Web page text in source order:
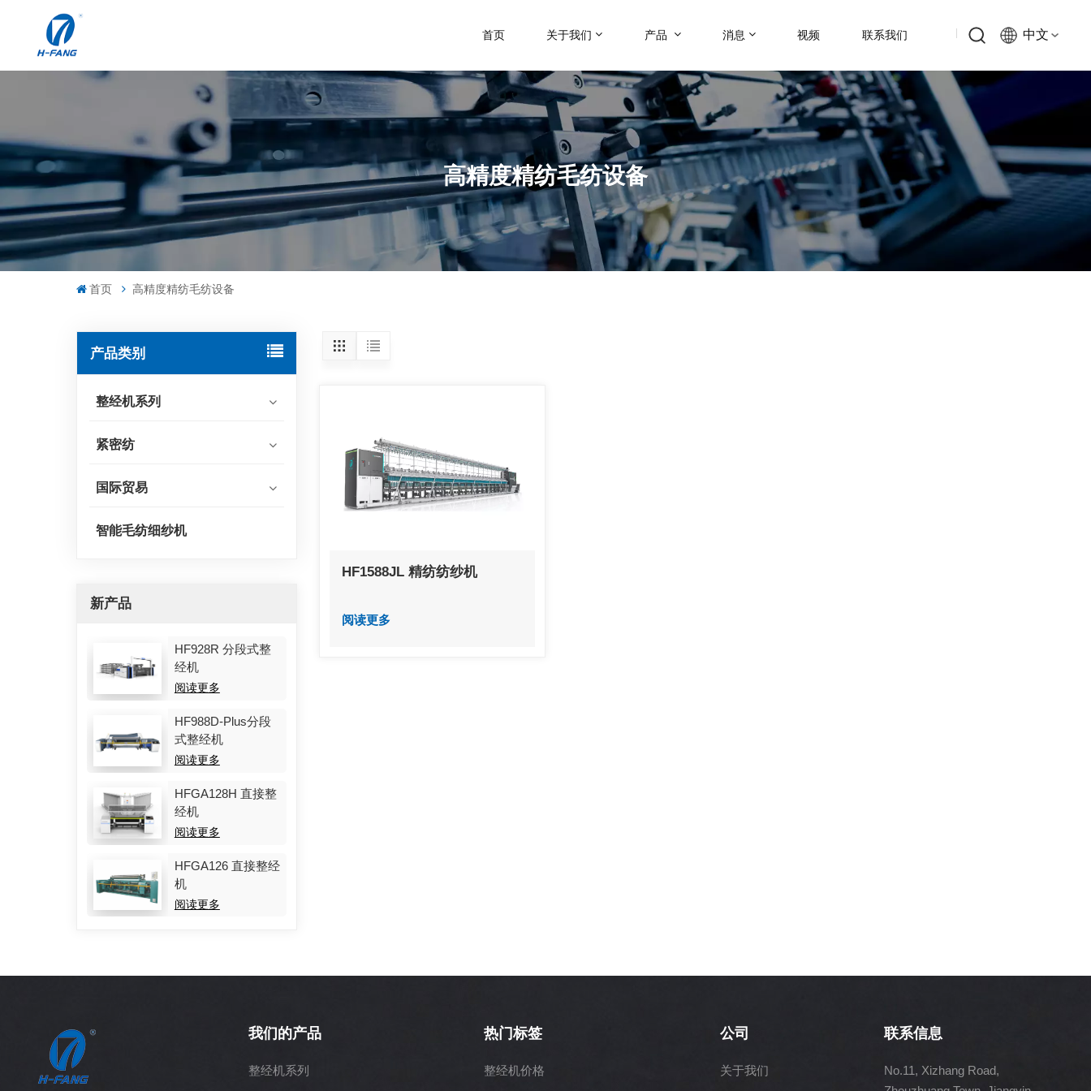
首页 关于我们 产品 消息 视频 联系我们 中文
English
Русский
Español
中文
高精度精纺毛纺设备
首页 高精度精纺毛纺设备
产品类别
整经机系列
紧密纺
国际贸易
智能毛纺细纱机
新产品
HF928R 分段式整
经机
阅读更多
HF988D-Plus分段
式整经机
阅读更多
HFGA128H 直接整
经机
阅读更多
HFGA126 直接整经
机
阅读更多
HF1588JL 精纺纺纱机
阅读更多
我们的产品
整经机系列
热门标签
整经机价格
公司
关于我们
联系信息
No.11, Xizhang Road,